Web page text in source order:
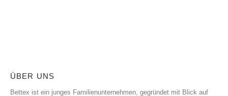
ÜBER UNS
Bettex ist ein junges Familienunternehmen, gegründet mit Blick auf